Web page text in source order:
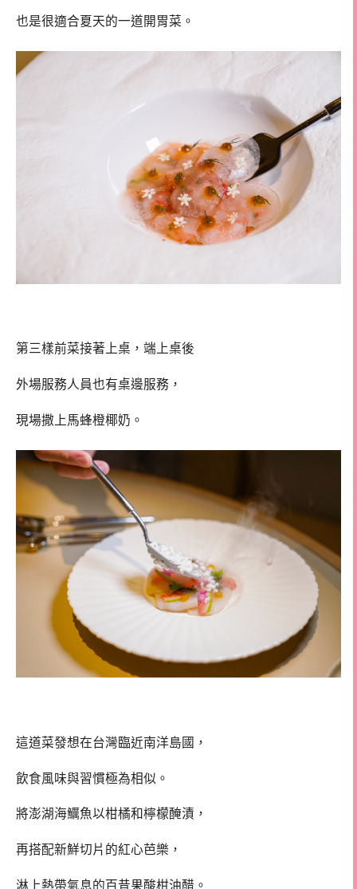
也是很適合夏天的一道開胃菜。
第三樣前菜接著上桌，端上桌後
外場服務人員也有桌邊服務，
現場撒上馬蜂橙椰奶。
這道菜發想在台灣臨近南洋島國，
飲食風味與習慣極為相似。
將澎湖海鱱魚以柑橘和檸檬醃漬，
再搭配新鮮切片的紅心芭樂，
淋上熱帶氣息的百昔果酸柑油醋。